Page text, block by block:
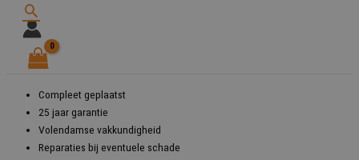
Zoeken
Compleet geplaatst
25 jaar garantie
Volendamse vakkundigheid
Reparaties bij eventuele schade